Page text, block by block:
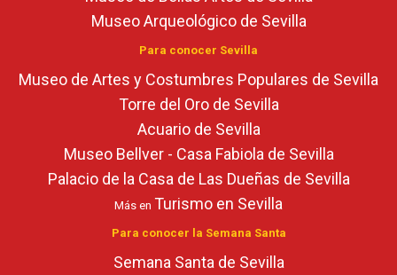
Museo Arqueológico de Sevilla
Para conocer Sevilla
Museo de Artes y Costumbres Populares de Sevilla
Torre del Oro de Sevilla
Acuario de Sevilla
Museo Bellver - Casa Fabiola de Sevilla
Palacio de la Casa de Las Dueñas de Sevilla
Más en Turismo en Sevilla
Para conocer la Semana Santa
Semana Santa de Sevilla